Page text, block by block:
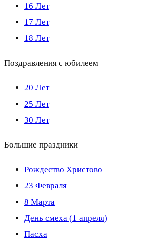
16 Лет
17 Лет
18 Лет
Поздравления с юбилеем
20 Лет
25 Лет
30 Лет
Большие праздники
Рождество Христово
23 Февраля
8 Марта
День смеха (1 апреля)
Пасха